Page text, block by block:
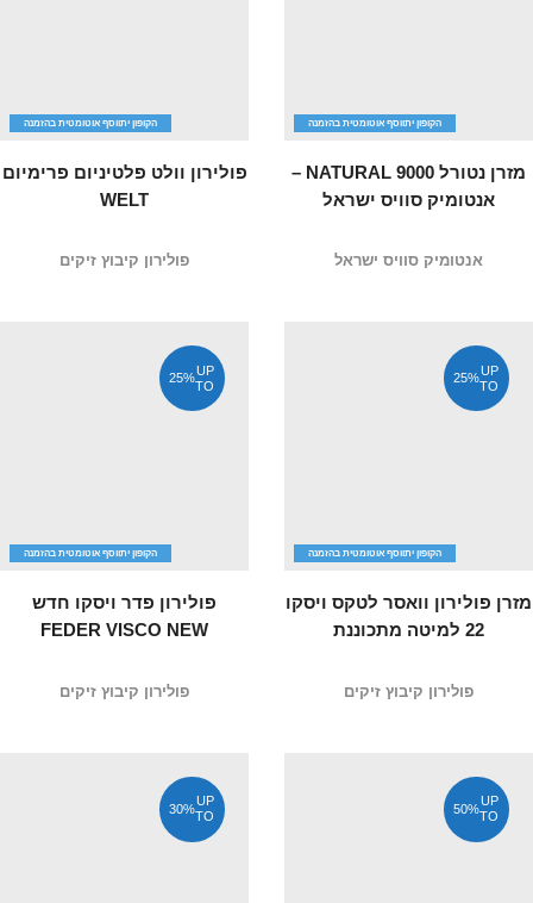
הקופון יתווסף אוטומטית בהזמנה
מזרן נטורל 9000 NATURAL –
אנטומיק סוויס ישראל
אנטומיק סוויס ישראל
הקופון יתווסף אוטומטית בהזמנה
פולירון וולט פלטיניום פרימיום
WELT
פולירון קיבוץ זיקים
UP
TO
25%
הקופון יתווסף אוטומטית בהזמנה
מזרן פולירון וואסר לטקס ויסקו
22 למיטה מתכוננת
פולירון קיבוץ זיקים
UP
TO
25%
הקופון יתווסף אוטומטית בהזמנה
פולירון פדר ויסקו חדש
FEDER VISCO NEW
פולירון קיבוץ זיקים
UP
TO
50%
UP
TO
30%